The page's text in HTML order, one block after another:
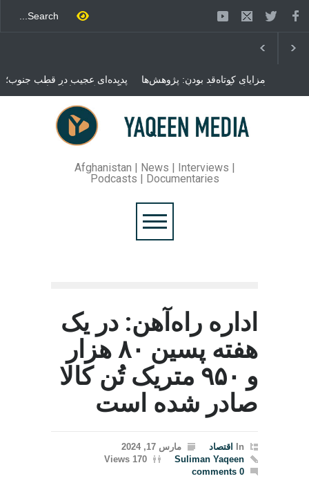
پدیده‌ای عجیب در قطب جنوب؛
پنگوئنی که هزاران بار در روز
می‌خوابد
مزایای کوتاه‌قد بودن: پژوهش‌ها
از فواید آن برای سلامتی
می‌گویند
محمدباقر قالیباف، رئیس
مجلس ایران، با انتقاد تند از
سیاست‌های دونالد ترمپ اعلام
کرد که واشنگتن تلاش دارد با
روند گفتگوها را از مسیر
مذاکره به سمت تسلیم سوق
دهد.
Afghanistan | News | Interviews |
Podcasts | Documentaries
اداره راه‌آهن: در یک
هفته پسین ۸۰ هزار
و ۹۵۰ متریک تُن کالا
صادر شده است
In اقتصاد
مارس 17, 2024
Suliman Yaqeen
170 Views
0 comments